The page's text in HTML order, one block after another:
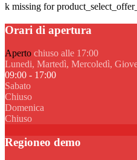
k missing for
Orari di apertura
Aperto chiuso alle 17:00
Lunedi, Martedì, Mercoledì,
09:00 - 17:00
Sabato
Chiuso
Domenica
Chiuso
Regioneo demo